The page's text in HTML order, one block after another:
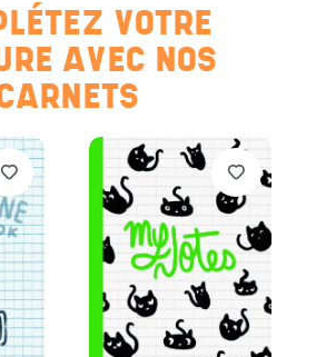
VOTRE
AVEC NOS